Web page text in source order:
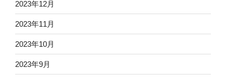
2023年12月
2023年11月
2023年10月
2023年9月